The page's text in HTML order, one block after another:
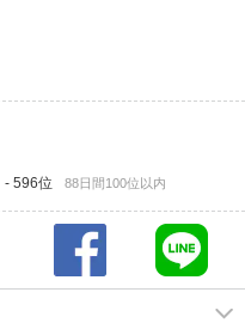
- 596位 88日間100位以内